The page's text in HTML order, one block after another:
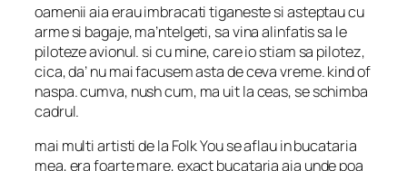
oamenii aia erau imbracati tiganeste si asteptau cu
arme si bagaje, ma’ntelgeti, sa vina alinfatis sa le
piloteze avionul. si cu mine, care io stiam sa pilotez,
cica, da’ nu mai facusem asta de ceva vreme. kind of
naspa. cumva, nush cum, ma uit la ceas, se schimba
cadrul.
mai multi artisti de la Folk You se aflau in bucataria
mea, era foarte mare, exact bucataria aia unde poa